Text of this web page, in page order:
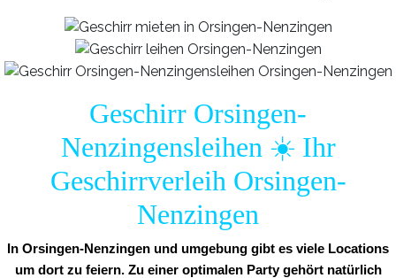
Geschirr Orsingen-
Nenzingensleihen ☀️ Ihr
Geschirrverleih Orsingen-
Nenzingen
In Orsingen-Nenzingen und umgebung gibt es viele Locations
um dort zu feiern. Zu einer optimalen Party gehört natürlich